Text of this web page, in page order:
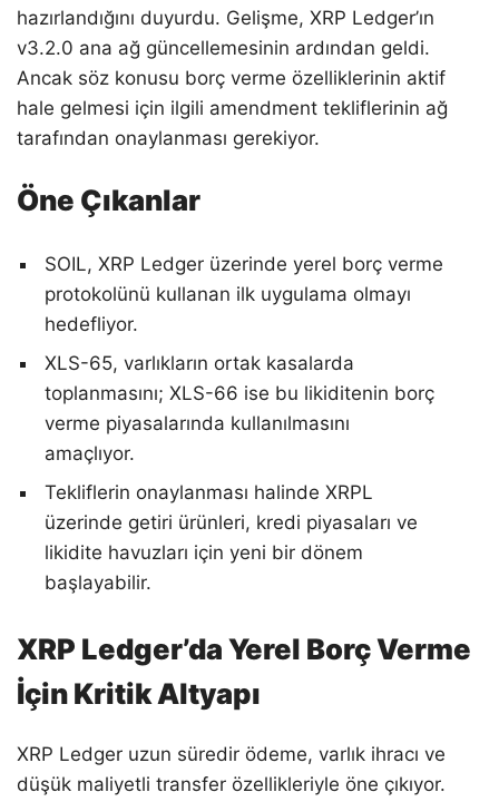
hazırlandığını duyurdu. Gelişme, XRP Ledger’ın
v3.2.0 ana ağ güncellemesinin ardından geldi.
Ancak söz konusu borç verme özelliklerinin aktif
hale gelmesi için ilgili amendment tekliflerinin ağ
tarafından onaylanması gerekiyor.
Öne Çıkanlar
SOIL, XRP Ledger üzerinde yerel borç verme
protokolünü kullanan ilk uygulama olmayı
hedefliyor.
XLS-65, varlıkların ortak kasalarda
toplanmasını; XLS-66 ise bu likiditenin borç
verme piyasalarında kullanılmasını
amaçlıyor.
Tekliflerin onaylanması halinde XRPL
üzerinde getiri ürünleri, kredi piyasaları ve
likidite havuzları için yeni bir dönem
başlayabilir.
XRP Ledger’da Yerel Borç Verme
İçin Kritik Altyapı
XRP Ledger uzun süredir ödeme, varlık ihracı ve
düşük maliyetli transfer özellikleriyle öne çıkıyor.